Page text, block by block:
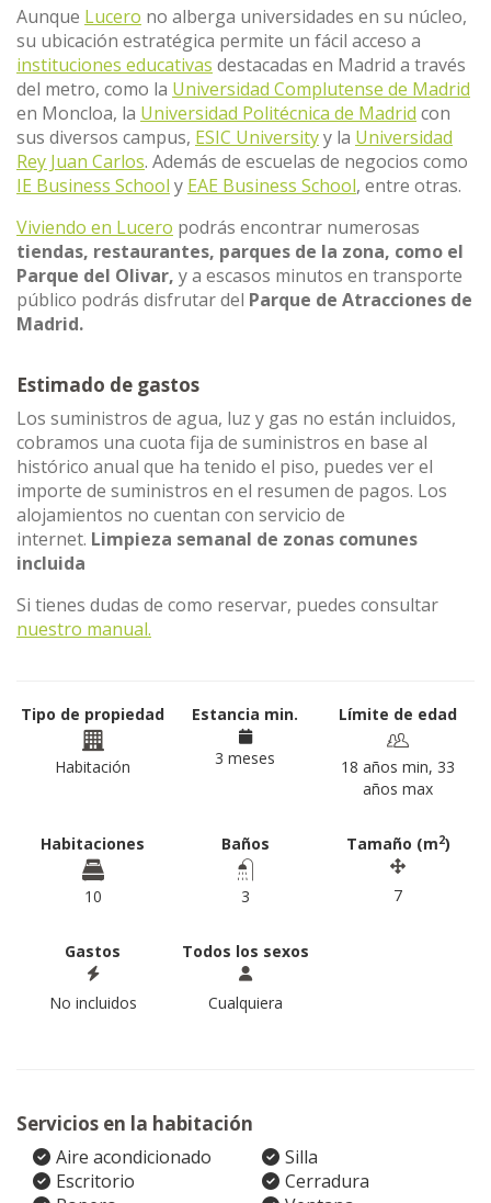
Aunque Lucero no alberga universidades en su núcleo,
su ubicación estratégica permite un fácil acceso a
instituciones educativas destacadas en Madrid a través
del metro, como la Universidad Complutense de Madrid
en Moncloa, la Universidad Politécnica de Madrid con
sus diversos campus, ESIC Universityy la Universidad
Rey Juan Carlos. Además de escuelas de negocios como
IE Business School y EAE Business School, entre otras.
Viviendo en Lucero podrás encontrar numerosas
tiendas, restaurantes, parques de la zona, como el
Parque del Olivar, y a escasos minutos en transporte
público podrás disfrutar del Parque de Atracciones de
Madrid.
Estimado de gastos
Los suministros de agua, luz y gas no están incluidos,
cobramos una cuota fija de suministros en base al
histórico anual que ha tenido el piso, puedes ver el
importe de suministros en el resumen de pagos. Los
alojamientos no cuentan con servicio de
internet. Limpieza semanal de zonas comunes
incluida
Si tienes dudas de como reservar, puedes consultar
nuestro manual.
Tipo de propiedad
Habitación
Estancia min.
3 meses
Límite de edad
18 años min, 33
años max
Habitaciones
10
Baños
3
Tamaño (m2)
7
Gastos
No incluidos
Todos los sexos
Cualquiera
Servicios en la habitación
Aire acondicionado
Silla
Escritorio
Cerradura